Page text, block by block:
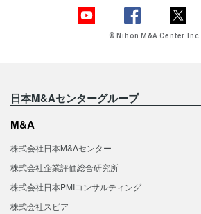
© Nihon M&A Center Inc.
日本M&Aセンターグループ
M&A
株式会社日本M&Aセンター
株式会社企業評価総合研究所
株式会社日本PMIコンサルティング
株式会社スピア